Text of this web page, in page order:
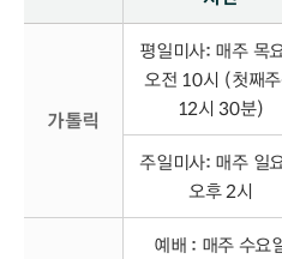
가톨릭
평일미사: 매주 목
오전 10시 (첫째
12시 30분)
주일미사: 매주 일
오후 2시
예배 : 매주 수요